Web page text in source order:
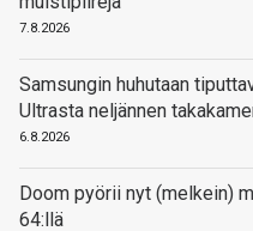
7.8.2026
Samsungin huhutaan
Ultrasta neljännen
6.8.2026
Doom pyörii nyt (melkein)
64:llä